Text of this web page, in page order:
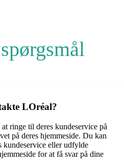
LOréal?
ringe til deres kundeservice på
på deres hjemmeside. Du kan
kundeservice eller udfylde
for at få svar på dine